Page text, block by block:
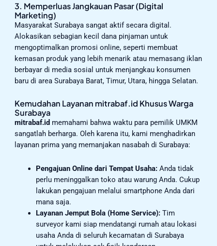
3. Memperluas Jangkauan Pasar (Digital
Marketing)
Masyarakat Surabaya sangat aktif secara digital.
Alokasikan sebagian kecil dana pinjaman untuk
mengoptimalkan promosi online, seperti membuat
kemasan produk yang lebih menarik atau memasang iklan
berbayar di media sosial untuk menjangkau konsumen
baru di area Surabaya Barat, Timur, Utara, hingga Selatan.
Kemudahan Layanan mitrabaf.id Khusus Warga
Surabaya
mitrabaf.id memahami bahwa waktu para pemilik UMKM
sangatlah berharga. Oleh karena itu, kami menghadirkan
layanan prima yang memanjakan nasabah di Surabaya:
Pengajuan Online dari Tempat Usaha:Anda tidak
perlu meninggalkan toko atau warung Anda. Cukup
lakukan pengajuan melalui smartphone Anda dari
mana saja.
Layanan Jemput Bola (Home Service):Tim
surveyor kami siap mendatangi rumah atau lokasi
usaha Anda di seluruh kecamatan di Surabaya